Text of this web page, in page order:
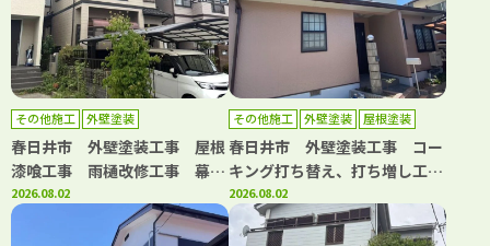
その他施工 外壁塗装
春日井市 外壁塗装工事 屋根
漆喰工事 雨樋改修工事 幕板
板金工事 浴室水栓交換工事
2026.08.02
その他施工 外壁塗装
屋根塗装
防水工事
春日井市 外壁塗装工事 コー
キング打ち替え、打ち増し工
事 屋根塗装工事 ベランダ防
水工事
2026.08.02